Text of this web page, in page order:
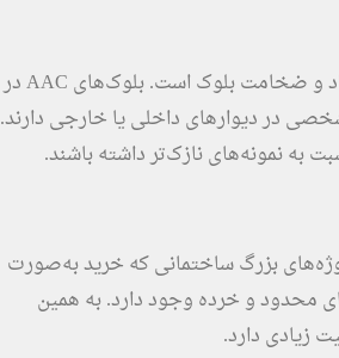
یکی از اصلی‌ترین عوامل تأثیرگذار بر قیمت بلوک هبلکس رضوی، ابعاد و ضخامت بلوک است. بلوک‌های AAC در
در دیوارهای داخلی یا خارجی دارند.
به نمونه‌های نازک‌تر داشته باشند.
بزرگ ساختمانی که خرید به‌صورت
محدود و خرده وجود دارد. به همین
زیادی دارد.